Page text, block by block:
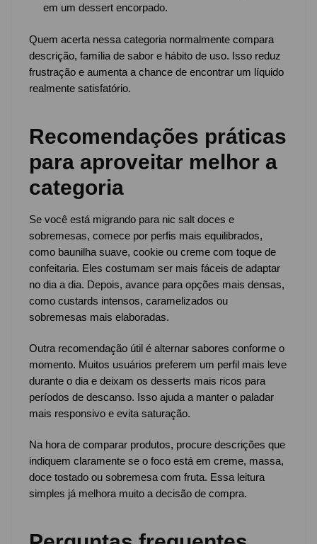
em um dessert encorpado.
Quem acerta nessa categoria normalmente compara
descrição, família de sabor e hábito de uso. Isso reduz
frustração e aumenta a chance de encontrar um líquido
realmente satisfatório.
Recomendações práticas
para aproveitar melhor a
categoria
Se você está migrando para nic salt doces e
sobremesas, comece por perfis mais equilibrados,
como baunilha suave, cookie ou creme com toque de
confeitaria. Eles costumam ser mais fáceis de adaptar
no dia a dia. Depois, avance para opções mais densas,
como custards intensos, caramelizados ou
sobremesas mais elaboradas.
Outra recomendação útil é alternar sabores conforme o
momento. Muitos usuários preferem um perfil mais leve
durante o dia e deixam os desserts mais ricos para
períodos de descanso. Isso ajuda a manter o paladar
mais responsivo e evita saturação.
Na hora de comparar produtos, procure descrições que
indiquem claramente se o foco está em creme, massa,
doce tostado ou sobremesa com fruta. Essa leitura
simples já melhora muito a decisão de compra.